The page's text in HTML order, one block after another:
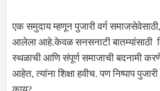
एक समुदाय म्हणून पुजारी वर्ग
आलेला आहे.केवळ सनसनाटी बातम्यांसाठी
स्थळाची आणि संपूर्ण समाजाची बदनामी
आहेत, त्यांना शिक्षा हवीच. पण निष्पाप